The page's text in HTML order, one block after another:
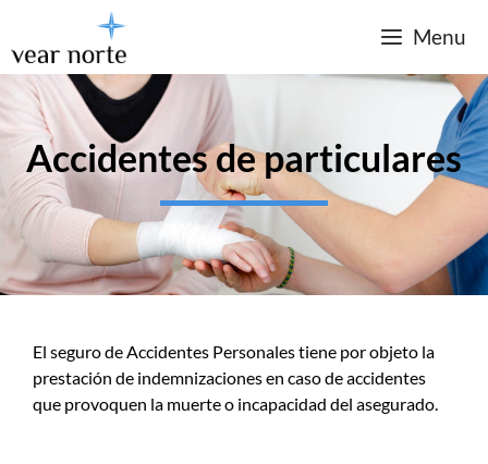
Menu
Accidentes de particulares
El seguro de Accidentes Personales tiene por objeto la
prestación de indemnizaciones en caso de accidentes
que provoquen la muerte o incapacidad del asegurado.